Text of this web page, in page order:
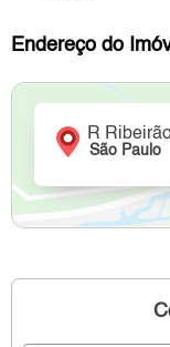
Endereço do
R
São Paulo